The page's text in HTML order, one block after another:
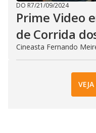
DO R7/21/09/2024
Prime Video
de Corrida
Cineasta Fernando